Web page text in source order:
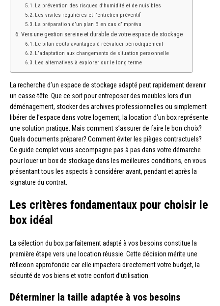
La prévention des risques d’humidité et de nuisibles
Les visites régulières et l’entretien préventif
La préparation d’un plan B en cas d’imprévu
Vers une gestion sereine et durable de votre espace de stockage
Le bilan coûts-avantages à réévaluer périodiquement
L’adaptation aux changements de situation personnelle
Les alternatives à explorer sur le long terme
La recherche d’un espace de stockage adapté peut rapidement devenir
un casse-tête. Que ce soit pour entreposer des meubles lors d’un
déménagement, stocker des archives professionnelles ou simplement
libérer de l’espace dans votre logement, la location d’un box représente
une solution pratique. Mais comment s’assurer de faire le bon choix?
Quels documents préparer? Comment éviter les pièges contractuels?
Ce guide complet vous accompagne pas à pas dans votre démarche
pour louer un box de stockage dans les meilleures conditions, en vous
présentant tous les aspects à considérer avant, pendant et après la
signature du contrat.
Les critères fondamentaux pour choisir le
box idéal
La sélection du box parfaitement adapté à vos besoins constitue la
première étape vers une location réussie. Cette décision mérite une
réflexion approfondie car elle impactera directement votre budget, la
sécurité de vos biens et votre confort d’utilisation.
Déterminer la taille adaptée à vos besoins